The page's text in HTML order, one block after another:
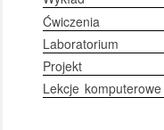
Ćwiczenia
Laboratorium
Projekt
Lekcje komputerowe